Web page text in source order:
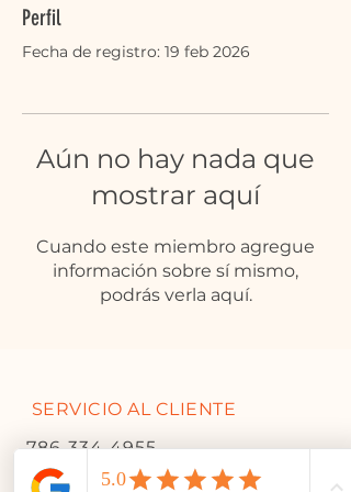
Perfil
Fecha de registro: 19 feb 2026
Aún no hay nada que
mostrar aquí
Cuando este miembro agregue
información sobre sí mismo,
podrás verla aquí.
SERVICIO AL CLIENTE
786-334-4955
305-333-0067